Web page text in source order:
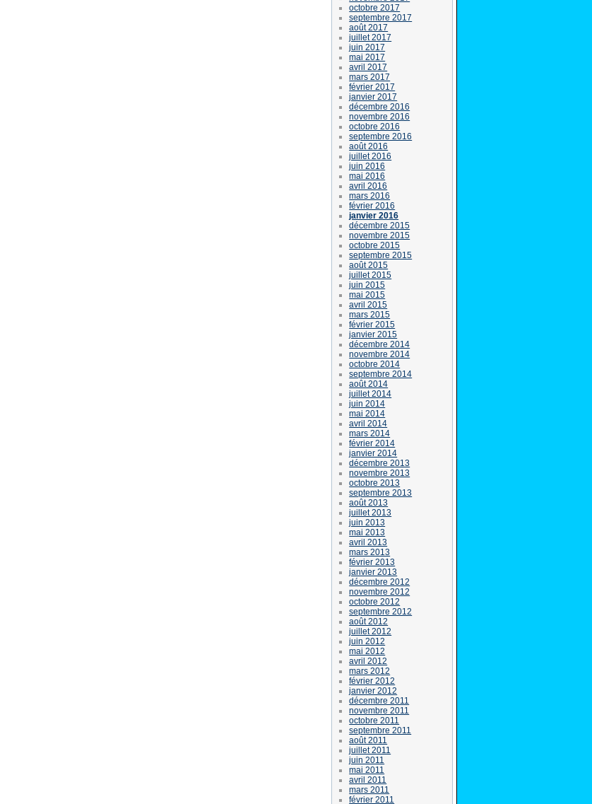
octobre 2017
septembre 2017
août 2017
juillet 2017
juin 2017
mai 2017
avril 2017
mars 2017
février 2017
janvier 2017
décembre 2016
novembre 2016
octobre 2016
septembre 2016
août 2016
juillet 2016
juin 2016
mai 2016
avril 2016
mars 2016
février 2016
janvier 2016
décembre 2015
novembre 2015
octobre 2015
septembre 2015
août 2015
juillet 2015
juin 2015
mai 2015
avril 2015
mars 2015
février 2015
janvier 2015
décembre 2014
novembre 2014
octobre 2014
septembre 2014
août 2014
juillet 2014
juin 2014
mai 2014
avril 2014
mars 2014
février 2014
janvier 2014
décembre 2013
novembre 2013
octobre 2013
septembre 2013
août 2013
juillet 2013
juin 2013
mai 2013
avril 2013
mars 2013
février 2013
janvier 2013
décembre 2012
novembre 2012
octobre 2012
septembre 2012
août 2012
juillet 2012
juin 2012
mai 2012
avril 2012
mars 2012
février 2012
janvier 2012
décembre 2011
novembre 2011
octobre 2011
septembre 2011
août 2011
juillet 2011
juin 2011
mai 2011
avril 2011
mars 2011
février 2011